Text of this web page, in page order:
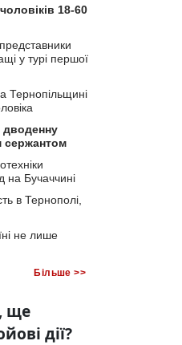
18-60
у турі першої
Тернопільщині
дводенну
сержантом
на Бучаччині
в Тернополі,
не лише
Більше >>
ще
дії?